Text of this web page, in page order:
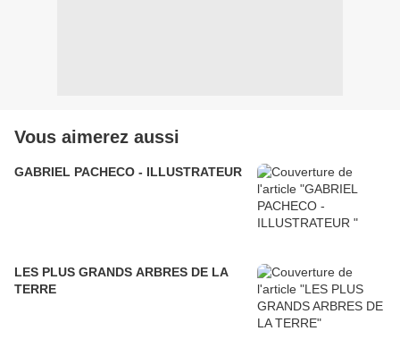
Vous aimerez aussi
GABRIEL PACHECO - ILLUSTRATEUR
LES PLUS GRANDS ARBRES DE LA
TERRE